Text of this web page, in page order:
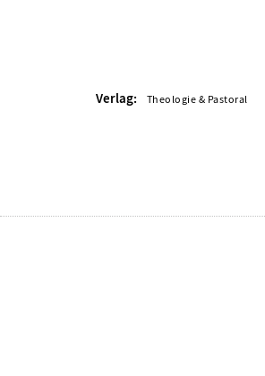
Verlag: Theologie & Pastoral